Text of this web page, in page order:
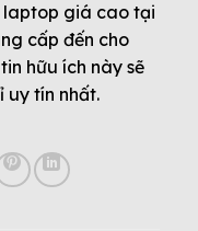
laptop giá cao tại
cấp đến cho
hữu ích này sẽ
uy tín nhất.